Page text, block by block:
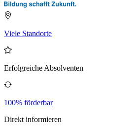
Viele Standorte
Erfolgreiche Absolventen
100% förderbar
Direkt informieren